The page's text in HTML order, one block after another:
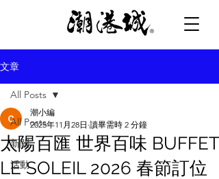
文章
All Posts
新聞
活動
All Posts
太陽百匯 世界百味 BUFFET
LE SOLEIL 2026 春節訂位
潮小編
2025年11月28日 讀畢需時 2 分鐘